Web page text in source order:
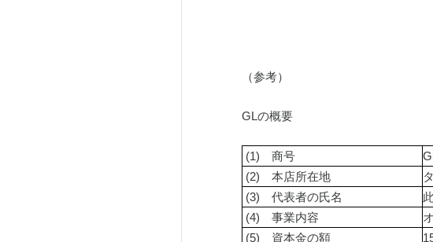
（参考）
GLの概要
(1) 商号
(2)
本店所在地
(3)
代表者の氏名
(4)
事業内容
(5)
資本金の額